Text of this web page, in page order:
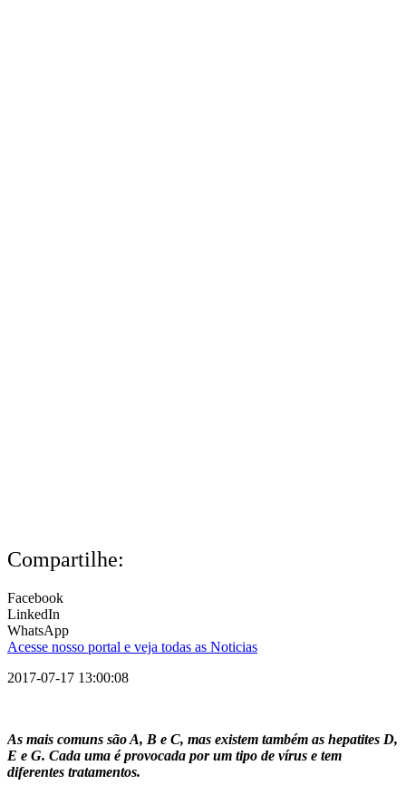
Compartilhe:
Facebook
LinkedIn
WhatsApp
Acesse nosso portal e veja todas as Noticias
2017-07-17 13:00:08
As mais comuns são A, B e C, mas existem também as hepatites D,
E e G. Cada uma é provocada por um tipo de vírus e tem
diferentes tratamentos.